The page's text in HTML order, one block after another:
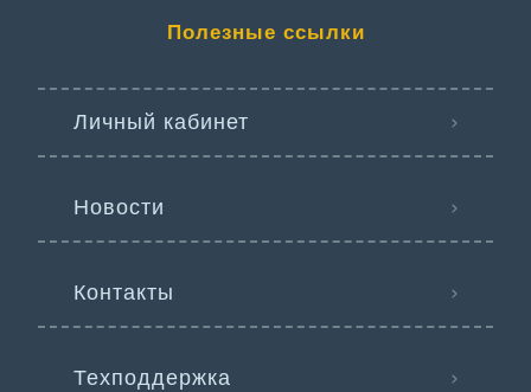
Полезные ссылки
Личный кабинет
Новости
Контакты
Техподдержка